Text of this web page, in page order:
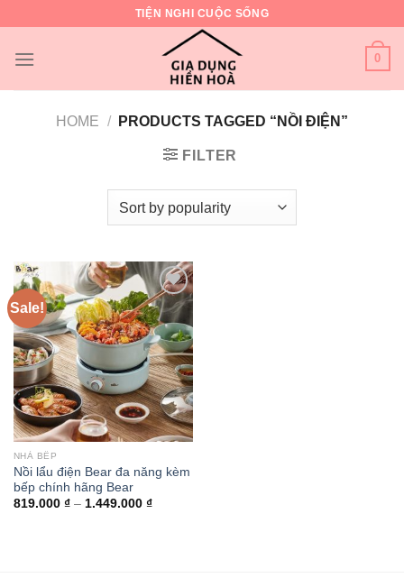
content
TIỆN NGHI CUỘC SỐNG
0
HOME / PRODUCTS TAGGED “NỒI ĐIỆN”
FILTER
Sale!
Add to
wishlist
NHÀ BẾP
Nồi lẩu điện Bear đa năng kèm
bếp chính hãng Bear
819.000 ₫– 1.449.000 ₫